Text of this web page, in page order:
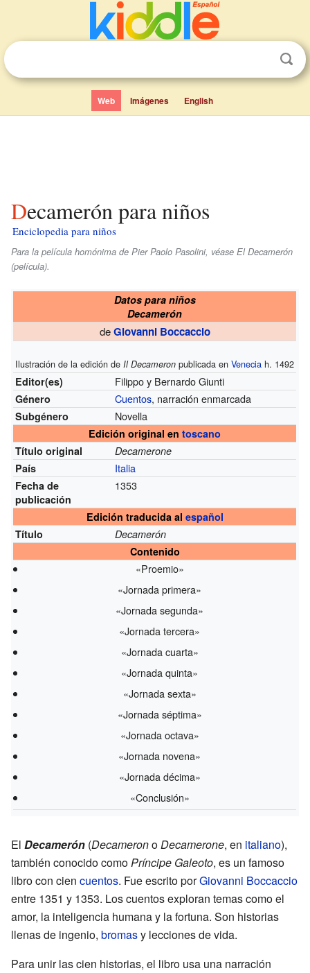
Web Imágenes English
Decamerón para niños
Enciclopedia para niños
Para la película homónima de Pier Paolo Pasolini, véase El Decamerón
(película).
Datos para niños
Decamerón
de Giovanni Boccaccio
Ilustración de la edición deIl Decameron publicada enVenecia h. 1492
Editor(es) Filippo y Bernardo Giunti
Género Cuentos, narración enmarcada
Subgénero Novella
Edición original entoscano
Título original
Decamerone
País
Italia
Fecha de
publicación
1353
Edición traducida al español
Título
Decamerón
Contenido
«Proemio»
«Jornada primera»
«Jornada segunda»
«Jornada tercera»
«Jornada cuarta»
«Jornada quinta»
«Jornada sexta»
«Jornada séptima»
«Jornada octava»
«Jornada novena»
«Jornada décima»
«Conclusión»
El Decamerón (DecameronoDecamerone, en italiano),
también conocido comoPríncipe Galeoto, es un famoso
libro con cien cuentos. Fue escrito porGiovanni Boccaccio
entre 1351 y 1353. Los cuentos exploran temas como el
amor, la inteligencia humana y la fortuna. Son historias
llenas de ingenio, bromasy lecciones de vida.
Para unir las cien historias, el libro usa una narración